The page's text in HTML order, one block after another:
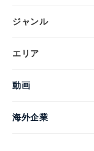
ジャンル
エリア
動画
海外企業